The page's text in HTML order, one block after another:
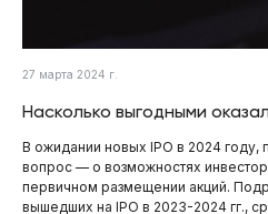
27 марта 2024 г.
Насколько выгодными
В ожидании новых IPO в 2024 году,
вопрос — о возможностях
первичном размещении акций.
вышедших на IPO в 2023-2024 гг.,